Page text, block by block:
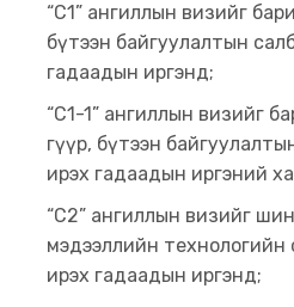
“C1” ангиллын визийг
бүтээн байгуулалтын
гадаадын иргэнд;
“C1-1” ангиллын визийг
гүүр, бүтээн
ирэх гадаадын иргэний
“C2” ангиллын визийг
мэдээллийн
ирэх гадаадын иргэнд;